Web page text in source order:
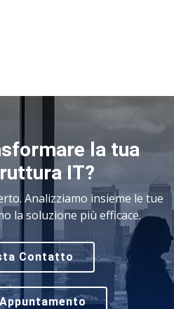
la tua
IT?
Analizziamo insieme le tue
la soluzione più efficace.
Contatto